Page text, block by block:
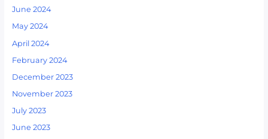
June 2024
May 2024
April 2024
February 2024
December 2023
November 2023
July 2023
June 2023